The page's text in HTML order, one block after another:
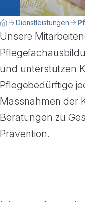
Sie befinden sich hier:
HomeDienstleistungen
Unsere
und unterstützen
Pflegebedürftige
Massnahmen der
Beratungen zu
Prävention.